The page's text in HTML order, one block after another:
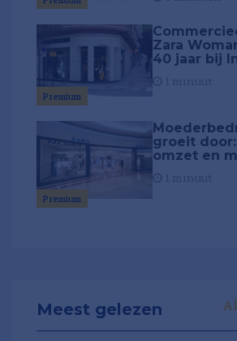
Premium
Zara
40 jaar bij
Premium
groeit
omzet en
Meest gelezen